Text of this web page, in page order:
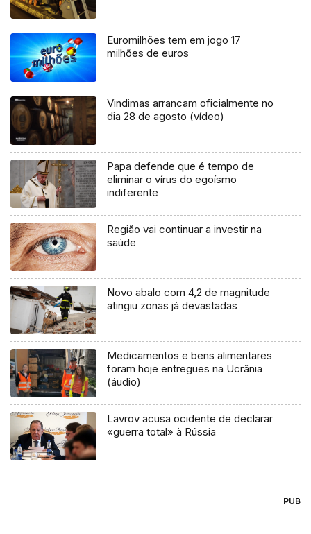
Euromilhões tem em jogo 17
milhões de euros
Vindimas arrancam oficialmente no
dia 28 de agosto (vídeo)
Papa defende que é tempo de
eliminar o vírus do egoísmo
indiferente
Região vai continuar a investir na
saúde
Novo abalo com 4,2 de magnitude
atingiu zonas já devastadas
Medicamentos e bens alimentares
foram hoje entregues na Ucrânia
(áudio)
Lavrov acusa ocidente de declarar
«guerra total» à Rússia
PUB